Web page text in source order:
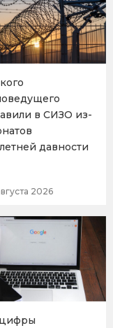
в СИЗО из-
давности
2026